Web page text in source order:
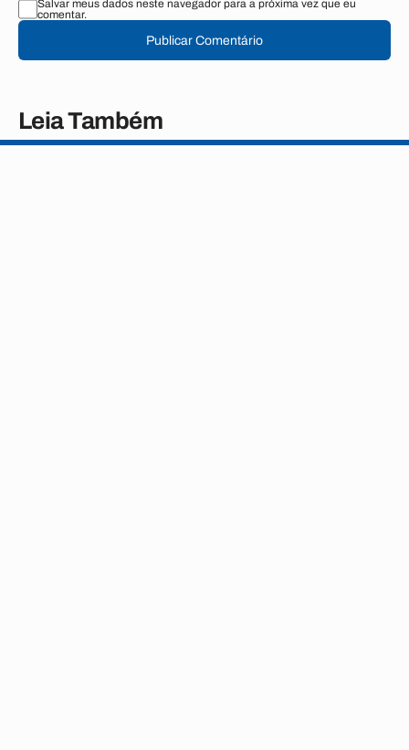
Salvar meus dados neste navegador para a próxima vez que eu
comentar.
Publicar Comentário
Leia Também